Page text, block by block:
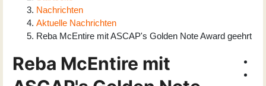
Nachrichten
Aktuelle Nachrichten
Reba McEntire mit ASCAP's Golden Note Award geehrt
Reba McEntire mit